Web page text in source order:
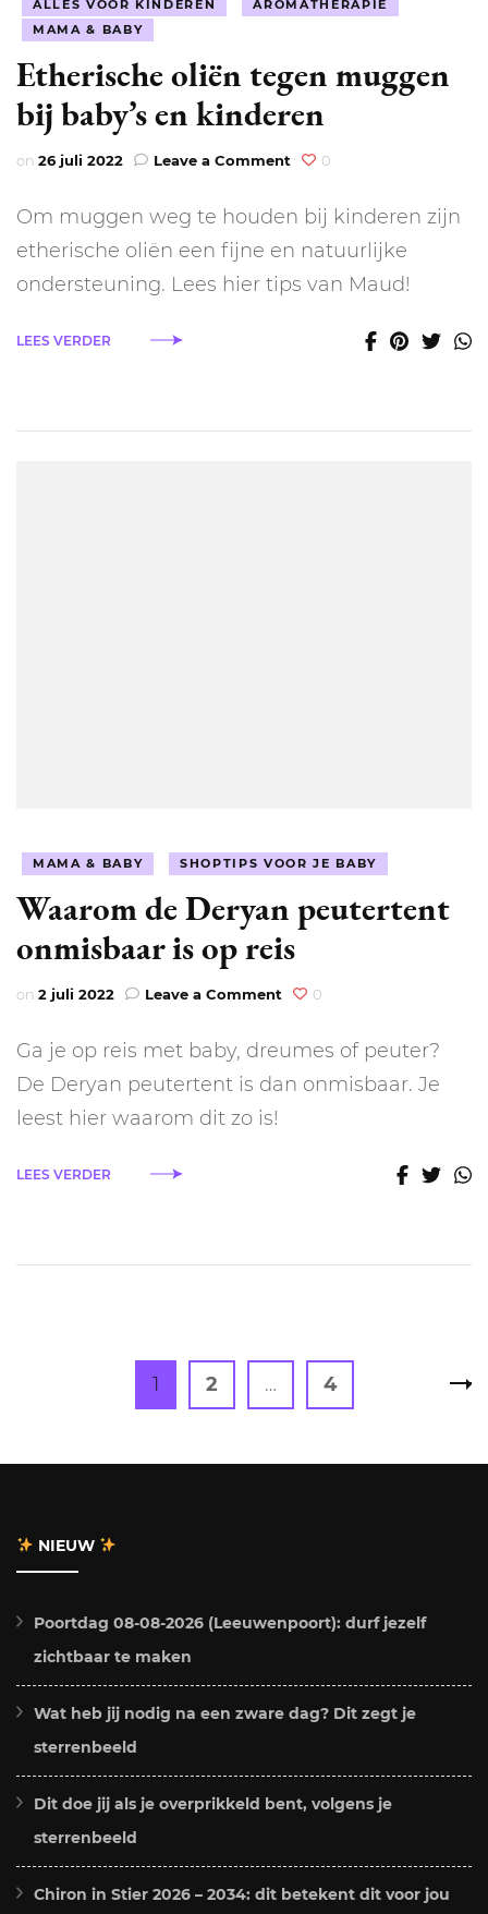
ALLES VOOR KINDEREN
AROMATHERAPIE
MAMA & BABY
Etherische oliën tegen muggen
bij baby’s en kinderen
on 26 juli 2022 Leave a Comment on
tegen
muggen
baby’s
0
Om muggen weg te houden bij kinderen zijn
etherische oliën een fijne en natuurlijke
ondersteuning. Lees hier tips van Maud!
LEES VERDER
MAMA & BABY SHOPTIPS VOOR JE BABY
Waarom de Deryan peutertent
onmisbaar is op reis
on 2 juli 2022 Leave a Comment on
Deryan
peutertent
0
Ga je op reis met baby, dreumes of peuter?
De Deryan peutertent is dan onmisbaar. Je
leest hier waarom dit zo is!
LEES VERDER
Berichten
paginering
Page
1 Page
2 … Page
4
NIEUW
Poortdag 08-08-2026 (Leeuwenpoort): durf jezelf
zichtbaar te maken
Wat heb jij nodig na een zware dag? Dit zegt je
sterrenbeeld
Dit doe jij als je overprikkeld bent, volgens je
sterrenbeeld
Chiron in Stier 2026 – 2034: dit betekent dit voor jou